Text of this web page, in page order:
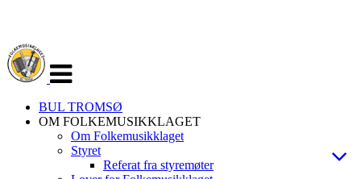
navigasjon
BUL TROMSØ
OM FOLKEMUSIKKLAGET
Om Folkemusikklaget
Styret
Referat fra styremøter